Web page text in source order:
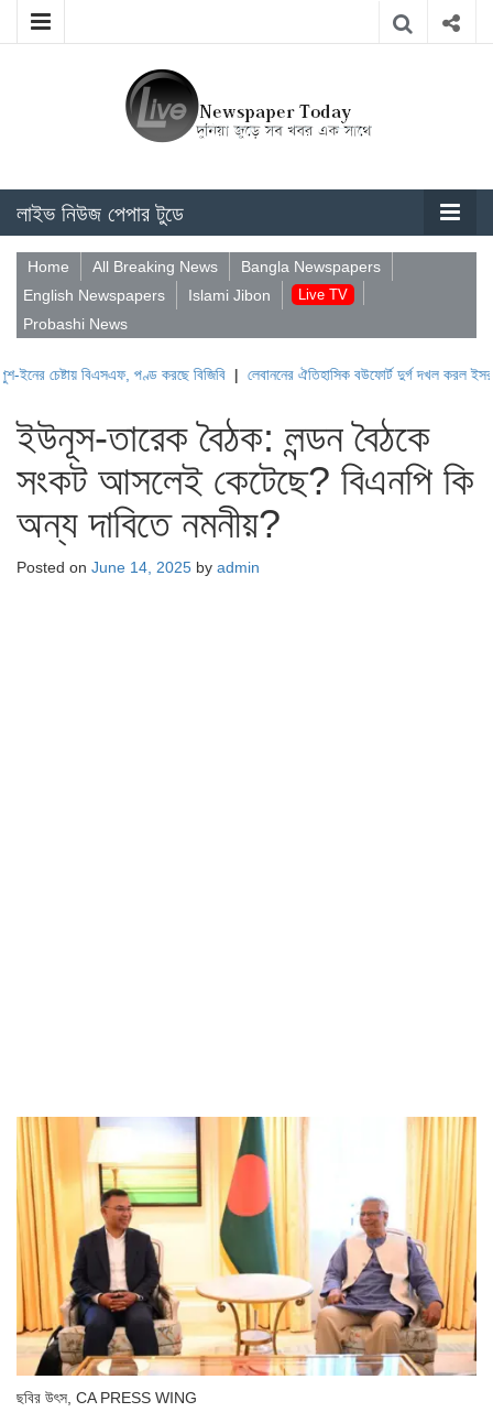
লাইভ নিউজ পেপার টুডে
Home All Breaking News
Bangla Newspapers
English Newspapers
Islami Jibon Live TV
Probashi News
বিএসএফ, পণ্ড করছে বিজিবি|লেবাননের ঐতিহাসিক বউফোর্ট দুর্গ দখল করল ইসরাইল|
ইউনূস-তারেক বৈঠক: লন্ডন বৈঠকে
সংকট আসলেই কেটেছে? বিএনপি কি
অন্য দাবিতে নমনীয়?
Posted on June 14, 2025 by admin
ছবির উৎস, CA PRESS WING